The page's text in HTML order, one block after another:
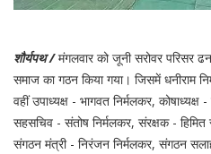
शौर्यपथ /मंगलवार को जूनी सरोवर परिसर
समाज का गठन किया गया। जिसमें धनीराम
वहीं उपाध्यक्ष - भागवत निर्मलकर,
सहसचिव - संतोष निर्मलकर, संरक्षक -
संगठन मंत्री - निरंजन निर्मलकर, संगठन